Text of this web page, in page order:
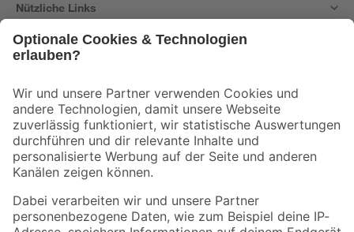
Nützliche Links
Der toom Newsletter: Keine Angebote und Aktionen mehr verpassen!
Zur Newsletter Anmeldung
Folge uns